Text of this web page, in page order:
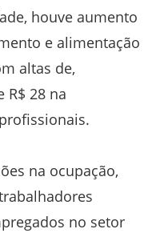
houve aumento
e alimentação
altas de,
R$ 28 na
na ocupação,
no setor